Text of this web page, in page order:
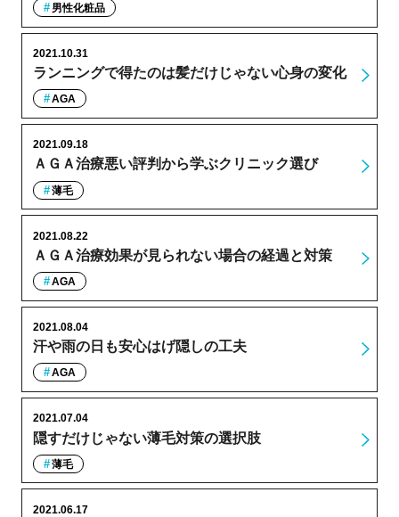
男性化粧品
ランニングで得たのは髪だけじゃない心身の変化
2021.10.31
AGA
ＡＧＡ治療悪い評判から学ぶクリニック選び
2021.09.18
薄毛
ＡＧＡ治療効果が見られない場合の経過と対策
2021.08.22
AGA
汗や雨の日も安心はげ隠しの工夫
2021.08.04
AGA
隠すだけじゃない薄毛対策の選択肢
2021.07.04
薄毛
2021.06.17